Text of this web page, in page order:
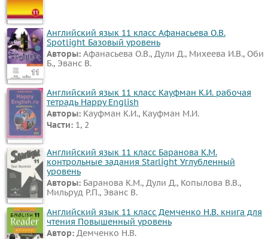
Английский язык 11 класс Афанасьева О.В.
Spotlight Базовый уровень
Авторы: Афанасьева О.В., Дули Д., Михеева И.В., Оби
Б., Эванс В.
Английский язык 11 класс Кауфман К.И. рабочая
тетрадь Happy English
Авторы: Кауфман К.И., Кауфман М.И.
Части: 1, 2
Английский язык 11 класс Баранова К.М.
контрольные задания Starlight Углубленный
уровень
Авторы: Баранова К.М., Дули Д., Копылова В.В.,
Мильруд Р.П., Эванс В.
Английский язык 11 класс Демченко Н.В. книга для
чтения Повышенный уровень
Автор: Демченко Н.В.